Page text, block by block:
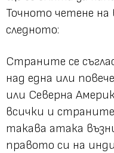
Точното четене на
следното:
Страните се
над една или
или Северна
всички и страните
такава атака
правото си на